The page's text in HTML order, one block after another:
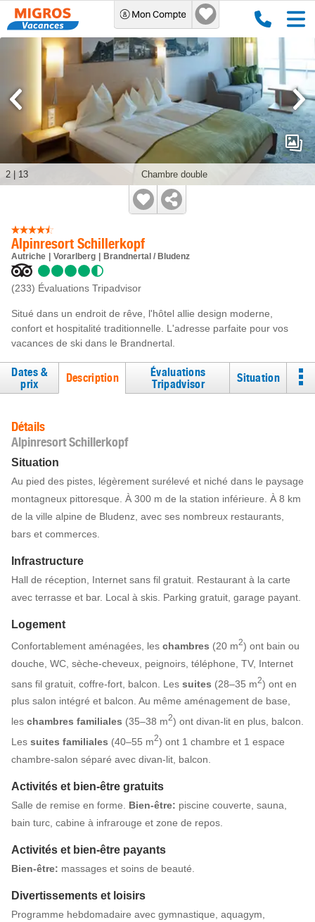
Alpinresort Schillerkopf
Autriche Vorarlberg Brandnertal / Bludenz
(233) Évaluations Tripadvisor
Situé dans un endroit de rêve, l'hôtel allie design moderne,
confort et hospitalité traditionnelle. L'adresse parfaite pour vos
vacances de ski dans le Brandnertal.
Chambre double
2 13
Dates &
prix
Description
Évaluations
Tripadvisor
Situation
Détails
Alpinresort Schillerkopf
Situation
Au pied des pistes, légèrement surélevé et niché dans le paysage
montagneux pittoresque. À 300 m de la station inférieure. À 8 km
de la ville alpine de Bludenz, avec ses nombreux restaurants,
bars et commerces.
Infrastructure
Hall de réception, Internet sans fil gratuit. Restaurant à la carte
avec terrasse et bar. Local à skis. Parking gratuit, garage payant.
Logement
Confortablement aménagées, les chambres (20 m2) ont bain ou
douche, WC, sèche-cheveux, peignoirs, téléphone, TV, Internet
sans fil gratuit, coffre-fort, balcon. Les suites (28–35 m2) ont en
plus salon intégré et balcon. Au même aménagement de base,
les chambres familiales (35–38 m2) ont divan-lit en plus, balcon.
Les suites familiales (40–55 m2) ont 1 chambre et 1 espace
chambre-salon séparé avec divan-lit, balcon.
Activités et bien-être gratuits
Salle de remise en forme. Bien-être: piscine couverte, sauna,
bain turc, cabine à infrarouge et zone de repos.
Activités et bien-être payants
Bien-être: massages et soins de beauté.
Divertissements et loisirs
Programme hebdomadaire avec gymnastique, aquagym,